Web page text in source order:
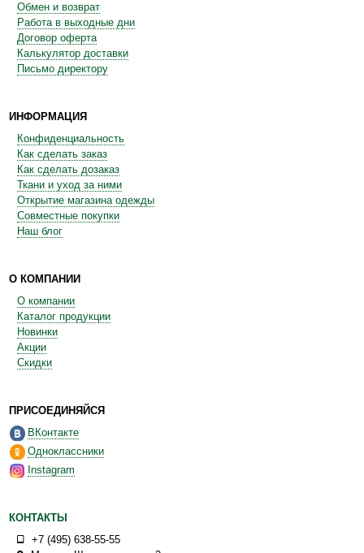
Обмен и возврат
Работа в выходные дни
Договор оферта
Калькулятор доставки
Письмо директору
ИНФОРМАЦИЯ
Конфиденциальность
Как сделать заказ
Как сделать дозаказ
Ткани и уход за ними
Открытие магазина одежды
Совместные покупки
Наш блог
О КОМПАНИИ
О компании
Каталог продукции
Новинки
Акции
Скидки
ПРИСОЕДИНЯЙСЯ
ВКонтакте
Одноклассники
Instagram
КОНТАКТЫ
+7 (495) 638-55-55